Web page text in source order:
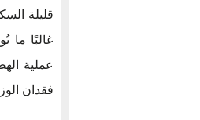
قليلة
غالبًا ما
عملية
فقدان